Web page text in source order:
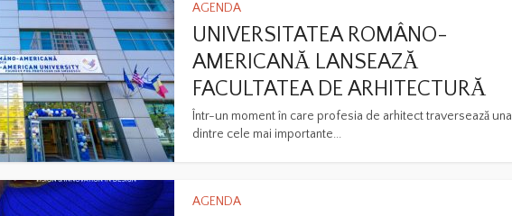
AGENDA
UNIVERSITATEA ROMÂNO-
AMERICANĂ LANSEAZĂ
FACULTATEA DE ARHITECTURĂ
Într-un moment în care profesia de arhitect traversează una
dintre cele mai importante...
AGENDA